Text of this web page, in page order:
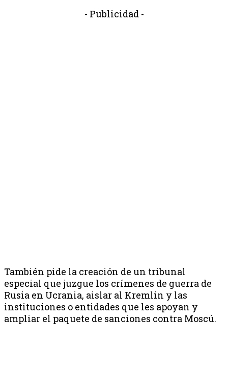
- Publicidad -
También pide la creación de un tribunal
especial que juzgue los crímenes de guerra de
Rusia en Ucrania, aislar al Kremlin y las
instituciones o entidades que les apoyan y
ampliar el paquete de sanciones contra Moscú.